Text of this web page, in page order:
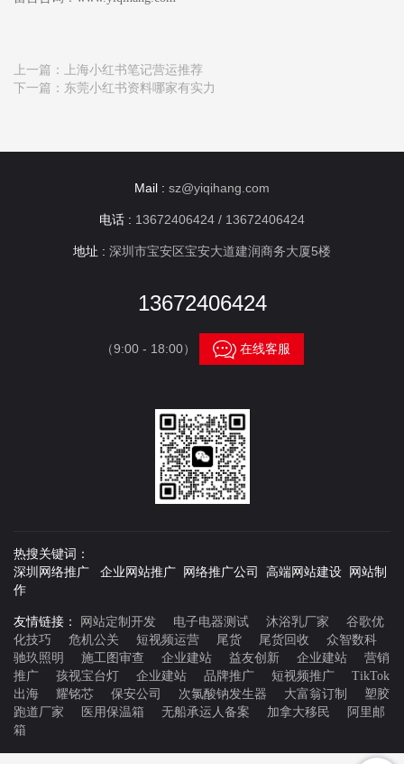
上一篇：
上海小红书笔记营运推荐
下一篇： 东莞小红书资料哪家有实力
Mail : sz@yiqihang.com
电话 : 13672406424 / 13672406424
地址 : 深圳市宝安区宝安大道建润商务大厦5楼
13672406424
（9:00 - 18:00） 在线客服
热搜关键词：
深圳网络推广 企业网站推广 网络推广公司 高端网站建设 网站制
作
友情链接： 网站定制开发 电子电器测试 沐浴乳厂家
谷歌优
化技巧
危机公关 短视频运营 尾货 尾货回收
众智数科
驰玖照明
施工图审查 企业建站 益友创新 企业建站
营销
推广
孩视宝台灯 企业建站 品牌推广 短视频推广
TikTok
出海
耀铭芯 保安公司 次氯酸钠发生器 大富翁订制
塑胶
跑道厂家
医用保温箱 无船承运人备案 加拿大移民
阿里邮
箱